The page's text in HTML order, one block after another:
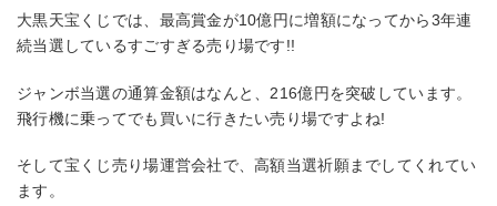
大黒天宝くじでは、最高賞金が10億円に増額になってから3年連
続当選しているすごすぎる売り場です!!
ジャンボ当選の通算金額はなんと、216億円を突破しています。
飛行機に乗ってでも買いに行きたい売り場ですよね!
そして宝くじ売り場運営会社で、高額当選祈願までしてくれてい
ます。